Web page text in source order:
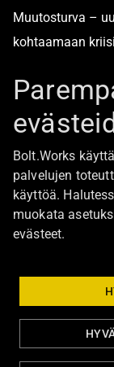
Muutosturva –
kohtaamaan
Boltista
Töihin
Ajankohtaista
Ota yhteyttä
Bolt Group
Tietosuoja ja
Bolt.Works
palvelujen
käyttöä.
muokata
evästeet.